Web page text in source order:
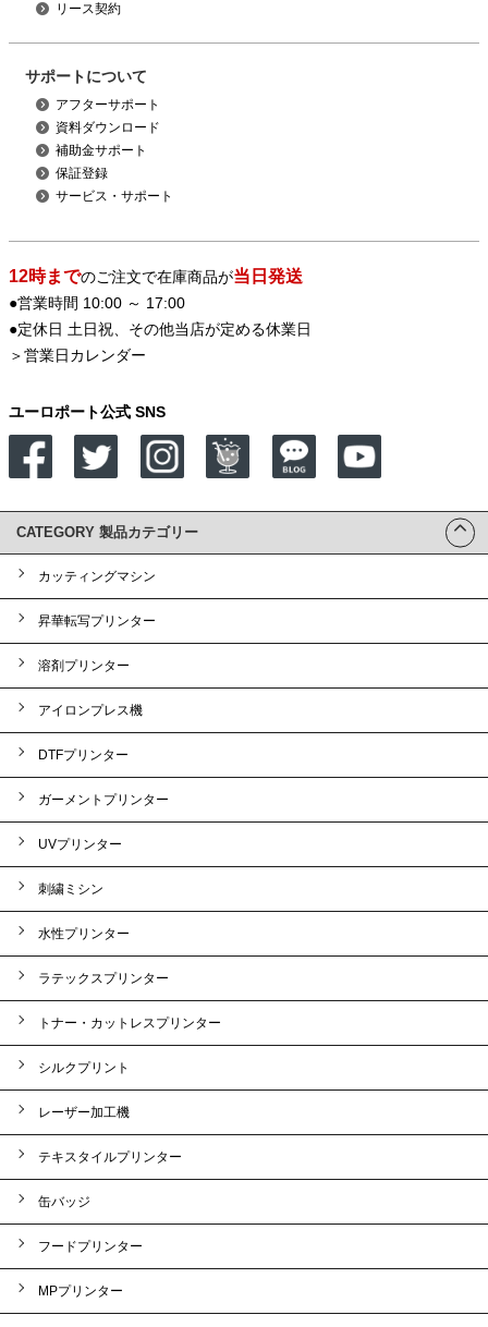
リース契約
サポートについて
アフターサポート
資料ダウンロード
補助金サポート
保証登録
サービス・サポート
12時までのご注文で在庫商品が当日発送
●営業時間 10:00 ～ 17:00
●定休日 土日祝、その他当店が定める休業日
＞営業日カレンダー
ユーロポート公式 SNS
CATEGORY 製品カテゴリー
カッティングマシン
昇華転写プリンター
溶剤プリンター
アイロンプレス機
DTFプリンター
ガーメントプリンター
UVプリンター
刺繍ミシン
水性プリンター
ラテックスプリンター
トナー・カットレスプリンター
シルクプリント
レーザー加工機
テキスタイルプリンター
缶バッジ
フードプリンター
MPプリンター